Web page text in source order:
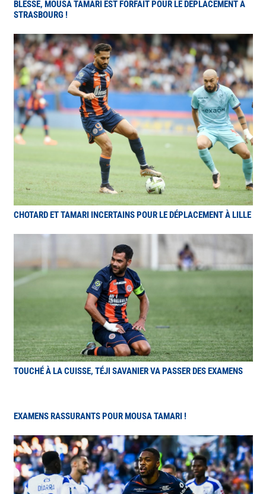
BLESSÉ, MOUSA TAMARI EST FORFAIT POUR LE DÉPLACEMENT À
STRASBOURG !
CHOTARD ET TAMARI INCERTAINS POUR LE DÉPLACEMENT À LILLE
TOUCHÉ À LA CUISSE, TÉJI SAVANIER VA PASSER DES EXAMENS
EXAMENS RASSURANTS POUR MOUSA TAMARI !